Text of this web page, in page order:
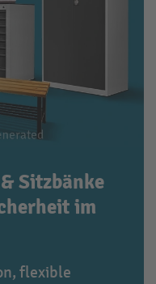
Sitzbänke
im
flexible